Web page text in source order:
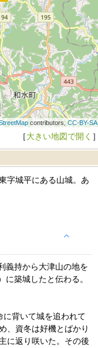
contributors,CC-BY-SA
［大きい地図で開く ］
字城平にある山城。あ
義持から大津山の地を
築城したと伝わる。
背いて城を追われて
、資冬は好機とばかり
に返り咲いた。その後